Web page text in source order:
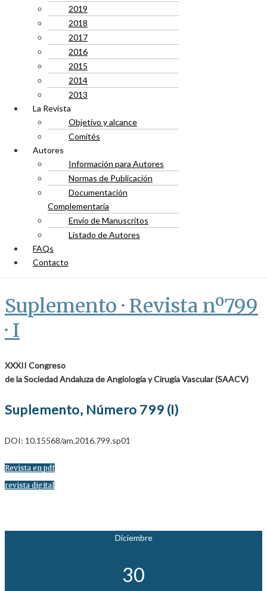
2019
2018
2017
2016
2015
2014
2013
La Revista
Objetivo y alcance
Comités
Autores
Información para Autores
Normas de Publicación
Documentación
Complementaria
Envío de Manuscritos
Listado de Autores
FAQs
Contacto
Suplemento · Revista nº799
· I
XXXII Congreso
de la Sociedad Andaluza de Angiología y Cirugía Vascular (SAACV)
Suplemento, Número 799 (I)
DOI: 10.15568/am.2016.799.sp01
Revista en pdf
revista digital
Diciembre
30